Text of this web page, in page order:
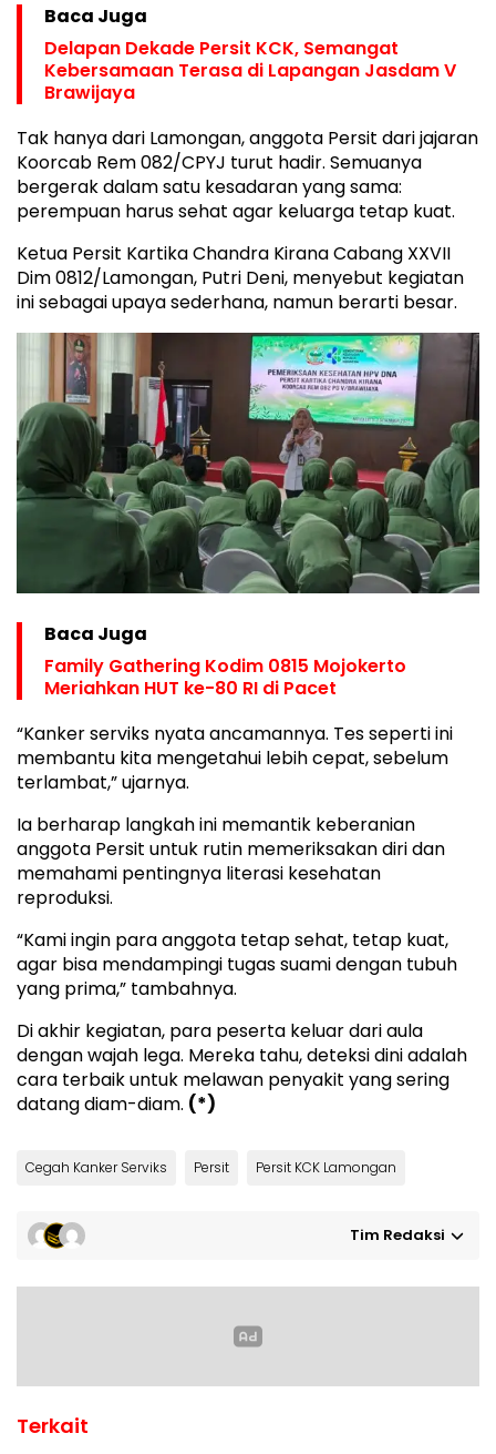
Baca Juga
Delapan Dekade Persit KCK, Semangat
Kebersamaan Terasa di Lapangan Jasdam V
Brawijaya
Tak hanya dari Lamongan, anggota Persit dari jajaran
Koorcab Rem 082/CPYJ turut hadir. Semuanya
bergerak dalam satu kesadaran yang sama:
perempuan harus sehat agar keluarga tetap kuat.
Ketua Persit Kartika Chandra Kirana Cabang XXVII
Dim 0812/Lamongan, Putri Deni, menyebut kegiatan
ini sebagai upaya sederhana, namun berarti besar.
Baca Juga
Family Gathering Kodim 0815 Mojokerto
Meriahkan HUT ke-80 RI di Pacet
“Kanker serviks nyata ancamannya. Tes seperti ini
membantu kita mengetahui lebih cepat, sebelum
terlambat,” ujarnya.
Ia berharap langkah ini memantik keberanian
anggota Persit untuk rutin memeriksakan diri dan
memahami pentingnya literasi kesehatan
reproduksi.
“Kami ingin para anggota tetap sehat, tetap kuat,
agar bisa mendampingi tugas suami dengan tubuh
yang prima,” tambahnya.
Di akhir kegiatan, para peserta keluar dari aula
dengan wajah lega. Mereka tahu, deteksi dini adalah
cara terbaik untuk melawan penyakit yang sering
datang diam-diam. (*)
Cegah Kanker Serviks Persit Persit KCK Lamongan
Tim Redaksi
Terkait